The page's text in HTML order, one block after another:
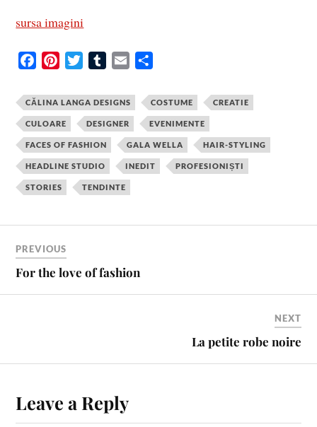
sursa imagini
c
e
b
o
o
k
n
t
e
r
e
s
i
t
t
e
r
m
b
l
a
i
l
a
r
e
CĂLINA LANGA DESIGNS COSTUME CREATIE
CULOARE DESIGNER EVENIMENTE
FACES OF FASHION GALA WELLA HAIR-STYLING
HEADLINE STUDIO INEDIT PROFESIONIȘTI
STORIES TENDINTE
PREVIOUS
For the love of fashion
NEXT
La petite robe noire
Leave a Reply